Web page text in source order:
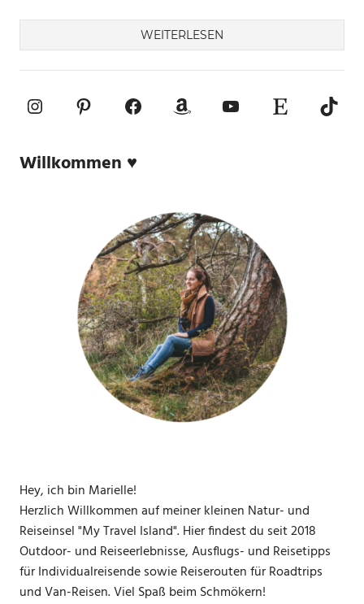
WEITERLESEN
InstagramPinterestFacebookAmazonYouTube
Etsy-Shop
Willkommen ♥
Hey, ich bin Marielle!
Herzlich Willkommen auf meiner kleinen Natur- und
Reiseinsel "My Travel Island". Hier findest du seit 2018
Outdoor- und Reiseerlebnisse, Ausflugs- und Reisetipps
für Individualreisende sowie Reiserouten für Roadtrips
und Van-Reisen. Viel Spaß beim Schmökern!